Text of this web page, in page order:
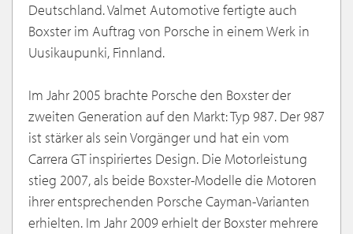
Deutschland. Valmet Automotive fertigte auch
Boxster im Auftrag von Porsche in einem Werk in
Uusikaupunki, Finnland.
Im Jahr 2005 brachte Porsche den Boxster der
zweiten Generation auf den Markt: Typ 987. Der 987
ist stärker als sein Vorgänger und hat ein vom
Carrera GT inspiriertes Design. Die Motorleistung
stieg 2007, als beide Boxster-Modelle die Motoren
ihrer entsprechenden Porsche Cayman-Varianten
erhielten. Im Jahr 2009 erhielt der Boxster mehrere